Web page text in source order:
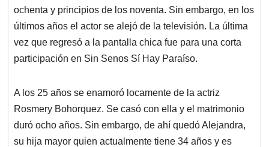
ochenta y principios de los noventa. Sin embargo, en los
últimos años el actor se alejó de la televisión. La última
vez que regresó a la pantalla chica fue para una corta
participación en Sin Senos Sí Hay Paraíso.
A los 25 años se enamoró locamente de la actriz
Rosmery Bohorquez. Se casó con ella y el matrimonio
duró ocho años. Sin embargo, de ahí quedó Alejandra,
su hija mayor quien actualmente tiene 34 años y es